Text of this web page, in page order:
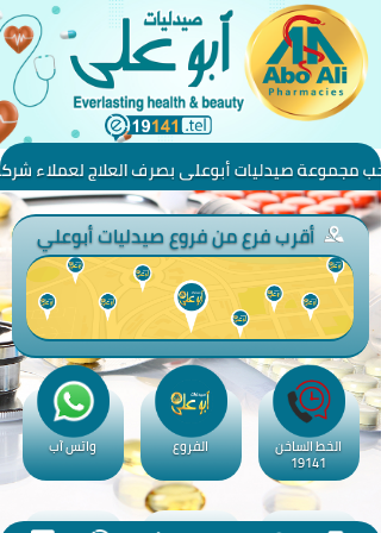
ترحب مجموعة صيدليات أبوعلي بصرف العلاج لعملاء
أقرب فرع من فروع صيدليات أبوعلي
واتس آب الفروع الخط الساخن
19141